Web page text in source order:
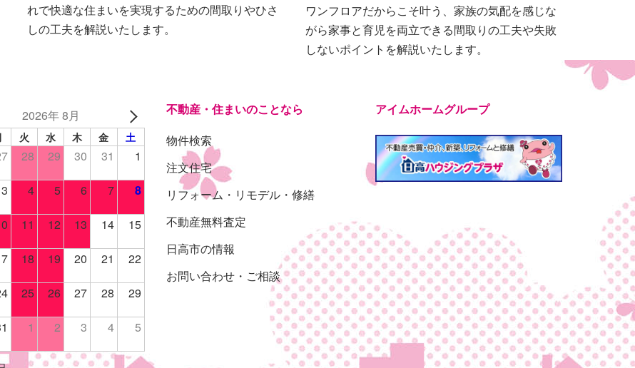
れで快適な住まいを実現するための間取りやひさ
しの工夫を解説いたします。
ワンフロアだからこそ叶う、家族の気配を感じな
がら家事と育児を両立できる間取りの工夫や失敗
しないポイントを解説いたします。
2026年 8月
火 水 木 金 土
28 29 30 31 1
3 4 5 6 7 8
11 12 13 14 15
18 19 20 21 22
25 26 27 28 29
1 2 3 4 5
不動産・住まいのことなら
物件検索
注文住宅
リフォーム・リモデル・修繕
不動産無料査定
日高市の情報
お問い合わせ・ご相談
アイムホームグループ